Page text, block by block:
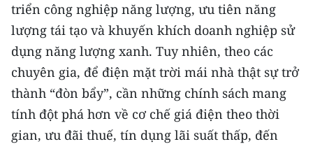
triển công nghiệp năng lượng, ưu tiên năng
lượng tái tạo và khuyến khích doanh nghiệp sử
dụng năng lượng xanh. Tuy nhiên, theo các
chuyên gia, để điện mặt trời mái nhà thật sự trở
thành “đòn bẩy”, cần những chính sách mang
tính đột phá hơn về cơ chế giá điện theo thời
gian, ưu đãi thuế, tín dụng lãi suất thấp, đến